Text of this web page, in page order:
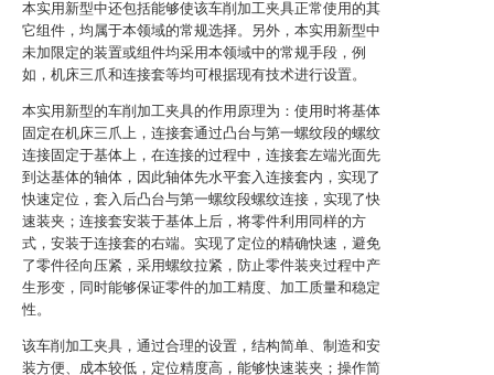
本实用新型中还包括能够使该车削加工夹具正常使用的其
它组件，均属于本领域的常规选择。另外，本实用新型中
未加限定的装置或组件均采用本领域中的常规手段，例
如，机床三爪和连接套等均可根据现有技术进行设置。
本实用新型的车削加工夹具的作用原理为：使用时将基体
固定在机床三爪上，连接套通过凸台与第一螺纹段的螺纹
连接固定于基体上，在连接的过程中，连接套左端光面先
到达基体的轴体，因此轴体先水平套入连接套内，实现了
快速定位，套入后凸台与第一螺纹段螺纹连接，实现了快
速装夹；连接套安装于基体上后，将零件利用同样的方
式，安装于连接套的右端。实现了定位的精确快速，避免
了零件径向压紧，采用螺纹拉紧，防止零件装夹过程中产
生形变，同时能够保证零件的加工精度、加工质量和稳定
性。
该车削加工夹具，通过合理的设置，结构简单、制造和安
装方便、成本较低，定位精度高，能够快速装夹；操作简